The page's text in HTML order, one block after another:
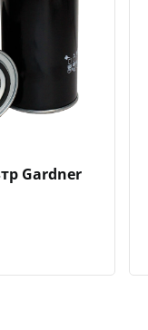
к сравнению
Добавить в избранное
Gardner